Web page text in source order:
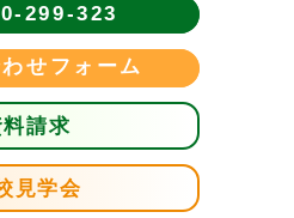
299-323
せフォーム
料請求
見学会